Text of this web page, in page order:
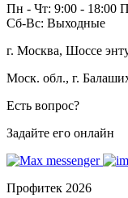
Пн - Чт: 9:00 - 18:00
Сб-Вс: Выходные
г. Москва, Шоссе
Моск. обл., г.
Есть вопрос?
Задайте его онлайн
Профитек 2026